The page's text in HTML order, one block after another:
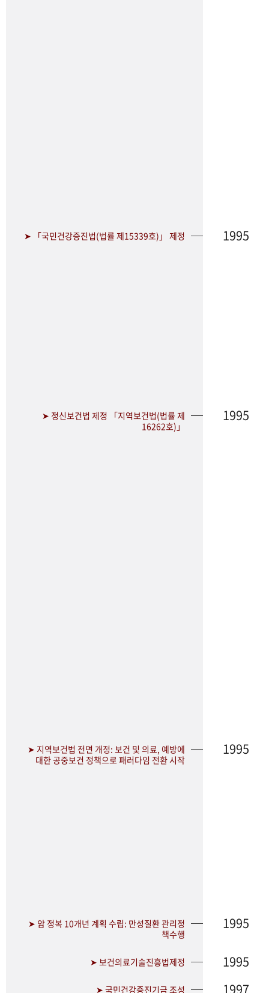
➤ 「국민건강증진법(법률 제15339호)」 제정 1995
➤ 정신보건법 제정 「지역보건법(법률 제
16262호)」
1995
➤ 지역보건법 전면 개정: 보건 및 의료, 예방에
대한 공중보건 정책으로 패러다임 전환 시작
1995
➤ 암 정복 10개년 계획 수립: 만성질환 관리정
책수행
1995
➤ 보건의료기술진흥법제정 1995
➤ 국민건강증진기금 조성 1997